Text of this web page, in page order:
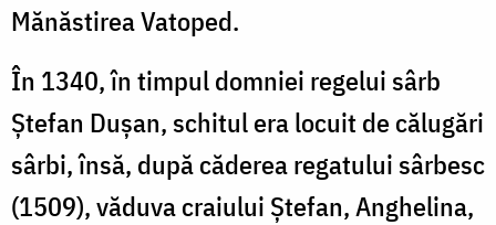
Mănăstirea Vatoped.
În 1340, în timpul domniei regelui sârb
Ştefan Duşan, schitul era locuit de călugări
sârbi, însă, după căderea regatului sârbesc
(1509), văduva craiului Ştefan, Anghelina,